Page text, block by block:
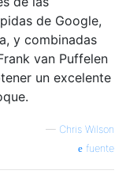
de Google,
y combinadas
van Puffelen
un excelente
— Chris Wilson
fuente